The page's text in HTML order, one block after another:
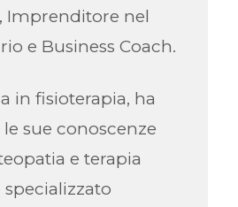
Imprenditore nel
e Business Coach.
in fisioterapia, ha
sue conoscenze
e terapia
specializzato